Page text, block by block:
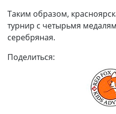
Таким образом,
турнир с четырьмя
серебряная.
Поделиться: